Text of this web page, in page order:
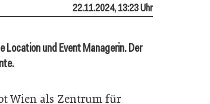
22.11.2024, 13:23 Uhr
Location und Event Managerin. Der
Wien als Zentrum für